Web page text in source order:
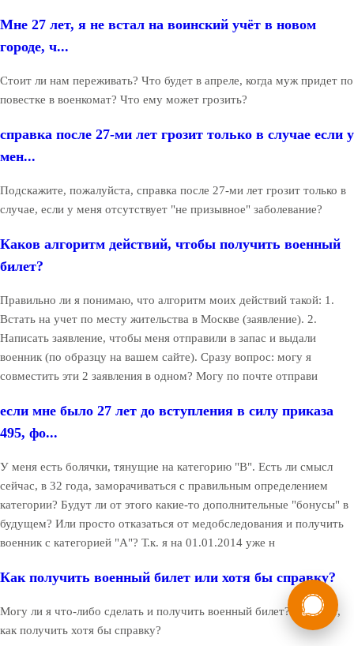
Мне 27 лет, я не встал на воинский учёт в новом
городе, ч...
Стоит ли нам переживать? Что будет в апреле, когда муж придет по
повестке в военкомат? Что ему может грозить?
справка после 27-ми лет грозит только в случае если у
мен...
Подскажите, пожалуйста, справка после 27-ми лет грозит только в
случае, если у меня отсутствует "не призывное" заболевание?
Каков алгоритм действий, чтобы получить военный
билет?
Правильно ли я понимаю, что алгоритм моих действий такой: 1.
Встать на учет по месту жительства в Москве (заявление). 2.
Написать заявление, чтобы меня отправили в запас и выдали
военник (по образцу на вашем сайте). Сразу вопрос: могу я
совместить эти 2 заявления в одном? Могу по почте отправи
если мне было 27 лет до вступления в силу приказа
495, фо...
У меня есть болячки, тянущие на категорию "В". Есть ли смысл
сейчас, в 32 года, заморачиваться с правильным определением
категории? Будут ли от этого какие-то дополнительные "бонусы" в
будущем? Или просто отказаться от медобследования и получить
военник с категорией "А"? Т.к. я на 01.01.2014 уже н
Как получить военный билет или хотя бы справку?
Могу ли я что-либо сделать и получить военный билет? Если нет,
как получить хотя бы справку?
России
Бесплатная
консультация